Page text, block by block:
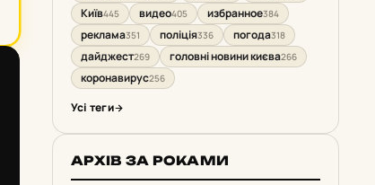
Київ445 видео405 избранное384
реклама351 поліція336 погода318
дайджест269 головні новини києва266
коронавирус256
Усі теги
АРХІВ ЗА РОКАМИ